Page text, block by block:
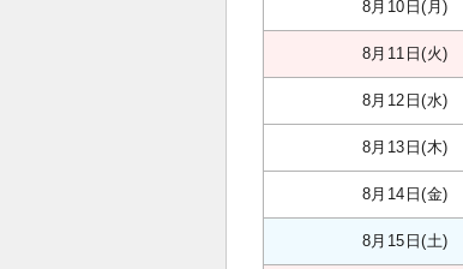
8月10日(月)
8月11日(火)
8月12日(水)
8月13日(木)
8月14日(金)
8月15日(土)